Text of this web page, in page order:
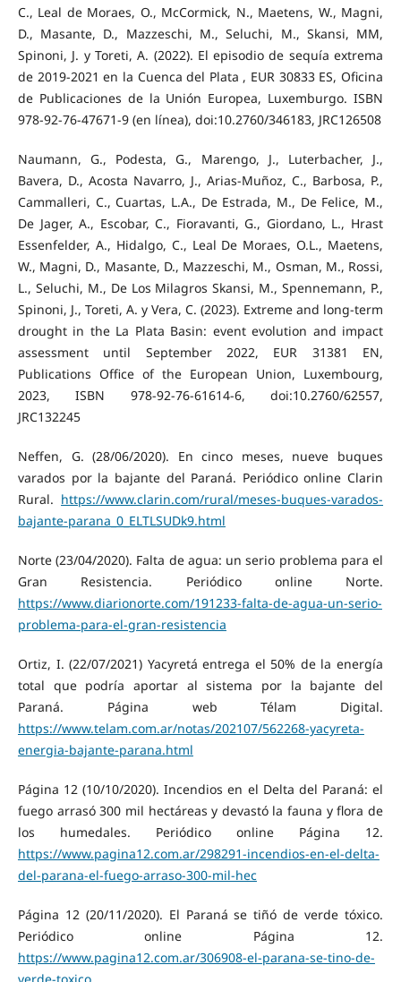
C., Leal de Moraes, O., McCormick, N., Maetens, W., Magni,
D., Masante, D., Mazzeschi, M., Seluchi, M., Skansi, MM,
Spinoni, J. y Toreti, A. (2022). El episodio de sequía extrema
de 2019-2021 en la Cuenca del Plata , EUR 30833 ES, Oficina
de Publicaciones de la Unión Europea, Luxemburgo. ISBN
978-92-76-47671-9 (en línea), doi:10.2760/346183, JRC126508
Naumann, G., Podesta, G., Marengo, J., Luterbacher, J.,
Bavera, D., Acosta Navarro, J., Arias-Muñoz, C., Barbosa, P.,
Cammalleri, C., Cuartas, L.A., De Estrada, M., De Felice, M.,
De Jager, A., Escobar, C., Fioravanti, G., Giordano, L., Hrast
Essenfelder, A., Hidalgo, C., Leal De Moraes, O.L., Maetens,
W., Magni, D., Masante, D., Mazzeschi, M., Osman, M., Rossi,
L., Seluchi, M., De Los Milagros Skansi, M., Spennemann, P.,
Spinoni, J., Toreti, A. y Vera, C. (2023). Extreme and long-term
drought in the La Plata Basin: event evolution and impact
assessment until September 2022, EUR 31381 EN,
Publications Office of the European Union, Luxembourg,
2023, ISBN 978-92-76-61614-6, doi:10.2760/62557,
JRC132245
Neffen, G. (28/06/2020). En cinco meses, nueve buques
varados por la bajante del Paraná. Periódico online Clarin
Rural. https://www.clarin.com/rural/meses-buques-varados-
bajante-parana_0_ELTLSUDk9.html
Norte (23/04/2020). Falta de agua: un serio problema para el
Gran Resistencia. Periódico online Norte.
https://www.diarionorte.com/191233-falta-de-agua-un-serio-
problema-para-el-gran-resistencia
Ortiz, I. (22/07/2021) Yacyretá entrega el 50% de la energía
total que podría aportar al sistema por la bajante del
Paraná. Página web Télam Digital.
https://www.telam.com.ar/notas/202107/562268-yacyreta-
energia-bajante-parana.html
Página 12 (10/10/2020). Incendios en el Delta del Paraná: el
fuego arrasó 300 mil hectáreas y devastó la fauna y flora de
los humedales. Periódico online Página 12.
https://www.pagina12.com.ar/298291-incendios-en-el-delta-
del-parana-el-fuego-arraso-300-mil-hec
Página 12 (20/11/2020). El Paraná se tiñó de verde tóxico.
Periódico online Página 12.
https://www.pagina12.com.ar/306908-el-parana-se-tino-de-